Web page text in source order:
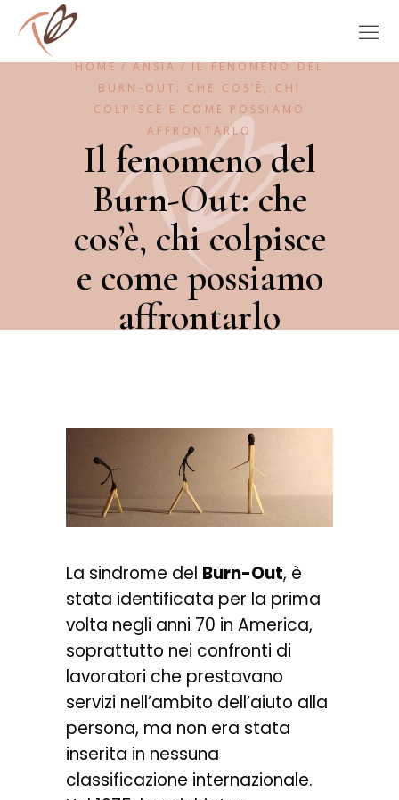
HOME ANSIA
IL FENOMENO DEL
BURN-OUT: CHE COS’È, CHI
COLPISCE E COME POSSIAMO
AFFRONTARLO
Il fenomeno del
Burn-Out: che
cos’è, chi colpisce
e come possiamo
affrontarlo
La sindrome del Burn-Out, è
stata identificata per la prima
volta negli anni 70 in America,
soprattutto nei confronti di
lavoratori che prestavano
servizi nell’ambito dell’aiuto alla
persona, ma non era stata
inserita in nessuna
classificazione internazionale.